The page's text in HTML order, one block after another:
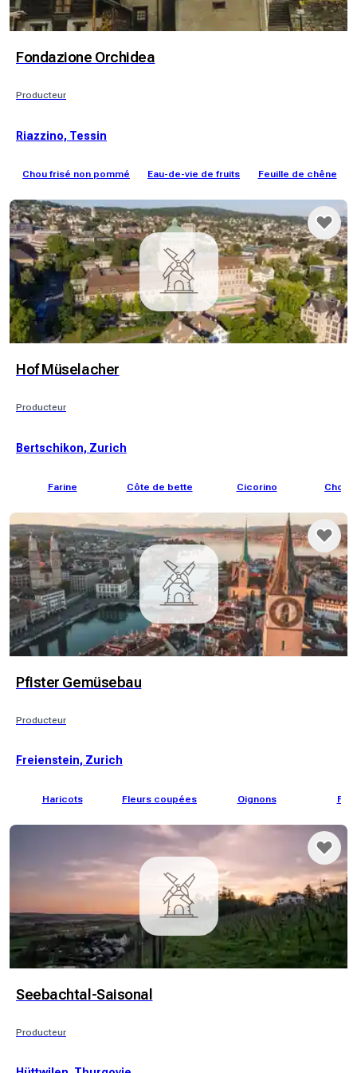
Fondazione Orchidea
Producteur
Riazzino, Tessin
Chou frisé non pommé Eau-de-vie de fruits Feuille de chêne
Hof Müselacher
Producteur
Bertschikon, Zurich
Farine Côte de bette Cicorino
Pfister Gemüsebau
Producteur
Freienstein, Zurich
Haricots Fleurs coupées Oignons
Seebachtal-Saisonal
Producteur